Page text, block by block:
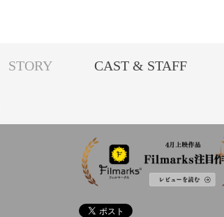
STORY CAST & STAFF